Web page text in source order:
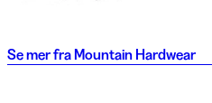
Se mer fra Mountain Hardwear